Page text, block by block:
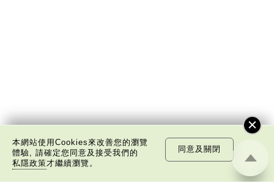
本網站使用Cookies來改善您的瀏覽
體驗, 請確定您同意及接受我們的
私隱政策才繼續瀏覽。
同意及關閉